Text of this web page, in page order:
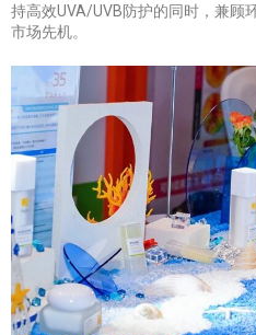
持高效UVA/UVB防护的同时，兼顾
市场先机。